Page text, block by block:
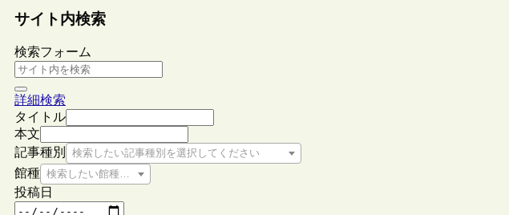
サイト内検索
検索フォーム
詳細検索
タイトル
本文
記事種別
検索したい記事種別を選択してください
館種 検索したい館種を選択してください
投稿日